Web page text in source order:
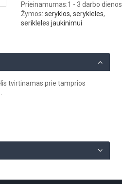
Prieinamumas:1 - 3 darbo dienos
Žymos:seryklos,serykleles,
serikleles jaukinimui
tvirtinamas prie tamprios